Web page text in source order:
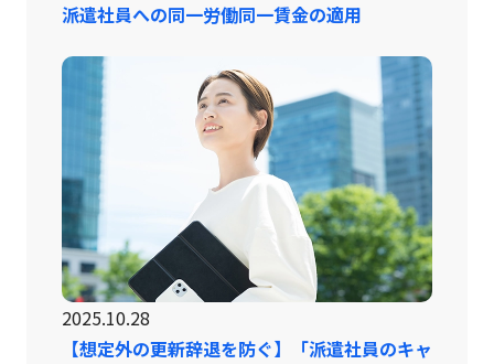
派遣社員への同一労働同一賃金の適用
2025.10.28
【想定外の更新辞退を防ぐ】「派遣社員のキャ